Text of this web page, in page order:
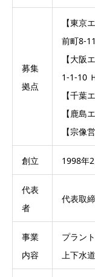
募集
拠点
【東京
前町8-
【大阪
1-1-10
【千葉
【鹿島
【宗像
創立 1998年
代表
者
代表取
事業
内容
プラン
上下水